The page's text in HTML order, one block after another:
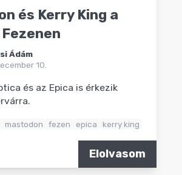
és Kerry King a
Ádám
10.
és az Epica is érkezik
mastodon fezen epica kerry king
Elolvasom